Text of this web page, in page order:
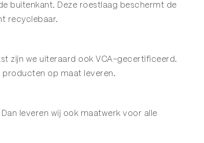
buitenkant. Deze roestlaag beschermt de
recyclebaar.
zijn we uiteraard ook VCA-gecertificeerd.
producten op maat leveren.
leveren wij ook maatwerk voor alle